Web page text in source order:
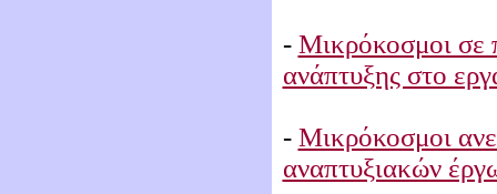
- Μικρόκοσμοι σε
ανάπτυξης στο
- Μικρόκοσμοι
αναπτυξιακών